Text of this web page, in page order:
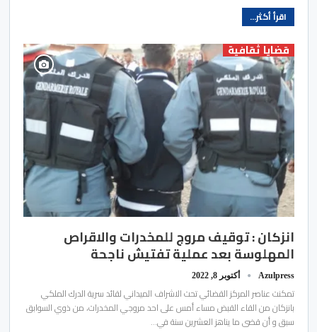
اقرأ أكثر...
قضايا ثقافية
انزكان : توقيف مروج للمخدرات والاقراص
المهلوسة بعد عملية تفتيش ناجحة
Azulpress أكتوبر 8, 2022
تمكنت عناصر المركز القضائي تحت الاشراف الميداني لقائد سرية الدرك الملكي
بانزكان من القاء القبض مساء أمس على احد مروجي المخدرات، من ذوي السوابق
سبق و أن قضى ما يناهز العشرين سنة في…